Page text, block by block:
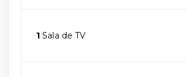
1 Sala de TV